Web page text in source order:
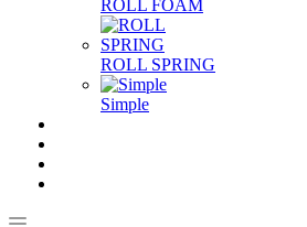
ROLL FOAM
ROLL SPRING
Simple